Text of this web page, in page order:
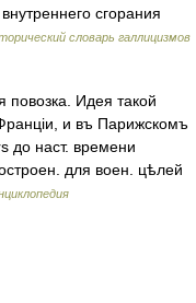
сгорания
словарь галлицизмов
Идея такой
и въ Парижскомъ
до наст. времени
для воен. цѣлей